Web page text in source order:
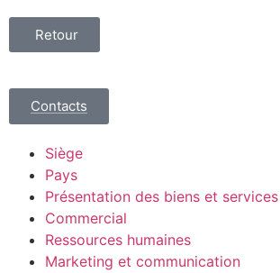
Retour
Contacts
Siège
Pays
Présentation des biens et services
Commercial
Ressources humaines
Marketing et communication